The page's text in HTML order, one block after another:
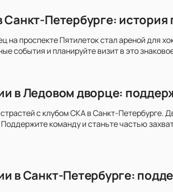
Петербурге: история
на проспекте Пятилеток стал ареной для
события и планируйте визит в это
в Ледовом дворце:
с клубом СКА в Санкт-Петербурге.
команду и станьте частью
в Санкт-Петербурге: